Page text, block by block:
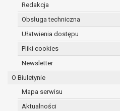
Redakcja
Obsługa techniczna
Ułatwienia dostępu
Pliki cookies
Newsletter
O Biuletynie
Mapa serwisu
Aktualności
roszczeń,
osoba, której
sprzeciw
danych - do
prawnie
podstawie art. 20